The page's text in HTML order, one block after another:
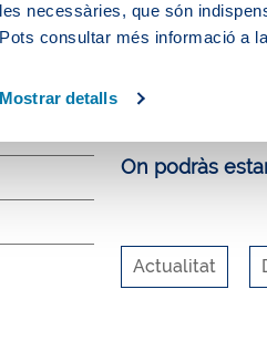
les necessàries, que són
Pots consultar més informació a
Mostrar detalls
Explora, educa i
On podràs
Actualitat